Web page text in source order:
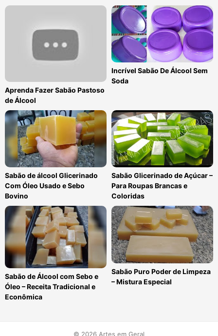
Aprenda Fazer Sabão Pastoso
de Álcool
Incrível Sabão De Álcool Sem
Soda
Sabão de álcool Glicerinado
Com Óleo Usado e Sebo
Bovino
Sabão Glicerinado de Açúcar –
Para Roupas Brancas e
Coloridas
Sabão de Álcool com Sebo e
Óleo – Receita Tradicional e
Econômica
Sabão Puro Poder de Limpeza
– Mistura Especial
© 2026 Artes em Geral